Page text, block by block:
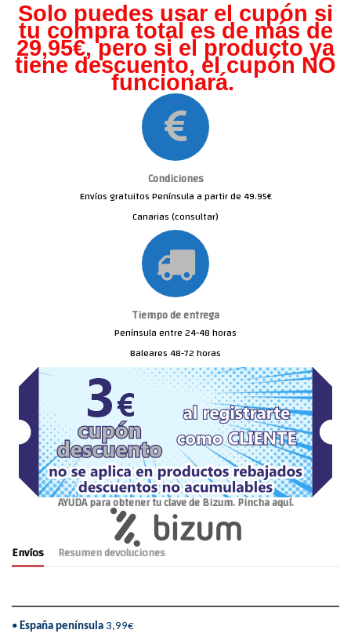
Solo puedes usar el cupón si
tu compra total es de más de
29,95€, pero si el producto ya
tiene descuento, el cupón NO
funcionará.
Condiciones
Envíos gratuitos Península a partir de 49.95€
Canarias (consultar)
Tiempo de entrega
Península entre 24-48 horas
Baleares 48-72 horas
AYUDA para obtener tu clave de Bizum. Pincha aquí.
Envíos Resumen devoluciones
• España península 3,99€